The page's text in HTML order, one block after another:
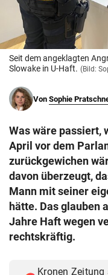
© Krone Multimedia
Muthgasse 2, 1190 Wien
Seit dem angeklagten
Slowake in U-Haft. (Bild:
Von Sophie
Was wäre passiert,
April vor dem
zurückgewichen
davon überzeugt,
Mann mit seiner
hätte. Das glauben
Jahre Haft wegen
rechtskräftig.
Kronen Zeitung